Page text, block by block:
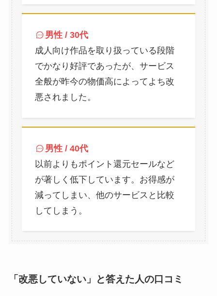
男性 / 30代
成人向け作品を取り扱っている段階
でかなり好評であったが、サービス
全般が昨今の物価高によってよち改
悪されました。
男性 / 40代
以前よりもポイント還元セールなど
が著しく低下しています。お得感が
減ってしまい、他のサービスと比較
してしまう。
「改悪していない」と答えた人の口コミ